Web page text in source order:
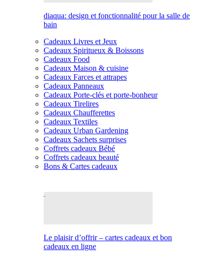
diaqua: design et fonctionnalité pour la salle de
bain
Cadeaux Livres et Jeux
Cadeaux Spiritueux & Boissons
Cadeaux Food
Cadeaux Maison & cuisine
Cadeaux Farces et attrapes
Cadeaux Panneaux
Cadeaux Porte-clés et porte-bonheur
Cadeaux Tirelires
Cadeaux Chaufferettes
Cadeaux Textiles
Cadeaux Urban Gardening
Cadeaux Sachets surprises
Coffrets cadeaux Bébé
Coffrets cadeaux beauté
Bons & Cartes cadeaux
Le plaisir d’offrir – cartes cadeaux et bon
cadeaux en ligne